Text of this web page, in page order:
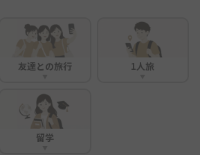
友達との旅行 1人旅
留学